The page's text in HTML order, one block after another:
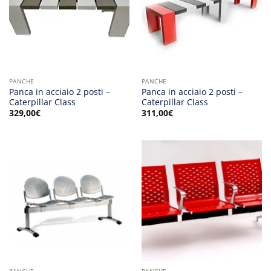
PANCHE
Panca in acciaio 2 posti –
Caterpillar Class
329,00€
PANCHE
Panca in acciaio 2 posti –
Caterpillar Class
311,00€